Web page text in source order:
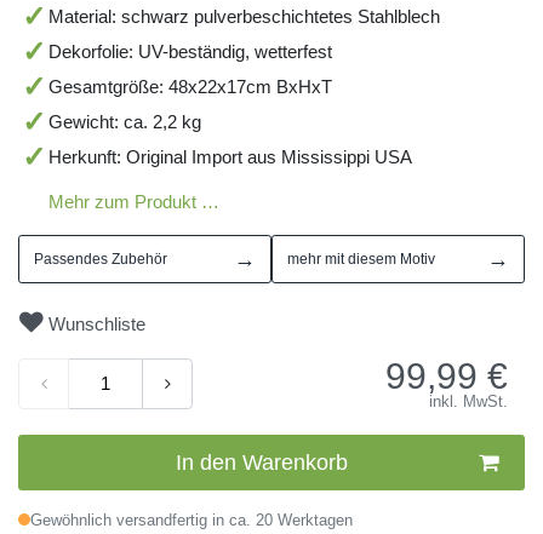
Material: schwarz pulverbeschichtetes Stahlblech
Dekorfolie: UV-beständig, wetterfest
Gesamtgröße: 48x22x17cm BxHxT
Gewicht: ca. 2,2 kg
Herkunft: Original Import aus Mississippi USA
Mehr zum Produkt …
Passendes Zubehör → mehr mit diesem Motiv →
Wunschliste
99,99 €
inkl. MwSt.
In den Warenkorb
Gewöhnlich versandfertig in ca. 20 Werktagen